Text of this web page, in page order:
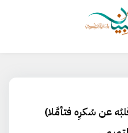
عن سُكرِه فتأمَّلا)